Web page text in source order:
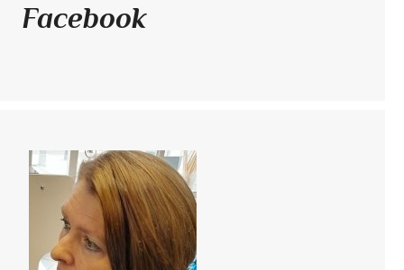
Facebook